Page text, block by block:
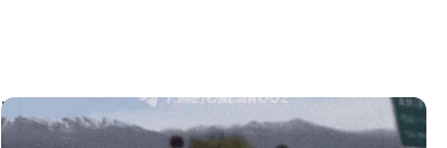
В Узбекистане разрядившийся
электрокар BYD взяли на буксир лошади